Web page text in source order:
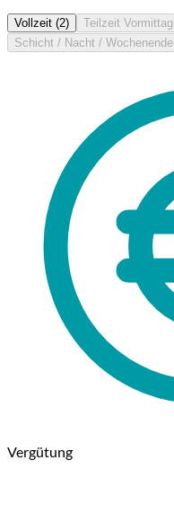
Vollzeit (2) Teilzeit Vormittag
Schicht / Nacht / Wochenende
Vergütung